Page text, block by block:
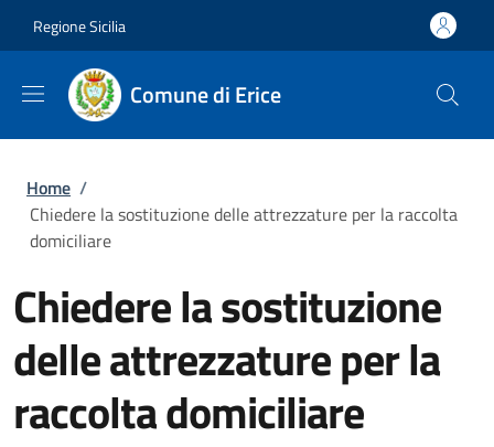
Regione Sicilia
Comune di Erice
Briciole di pane
Home /
Chiedere la sostituzione delle attrezzature per la raccolta
domiciliare
Chiedere la sostituzione
delle attrezzature per la
raccolta domiciliare